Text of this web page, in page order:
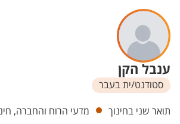
ענבל הקן
סטודנט/ית בעבר
יחידות
תואר שני בחינוך מדעי הרוח והחברה,